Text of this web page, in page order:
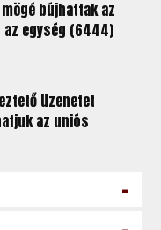
bújhattak az
egység (6444)
üzenetet
az uniós
-